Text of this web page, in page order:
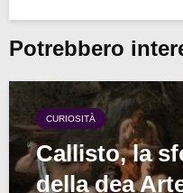
Potrebbero
CURIOSITÀ
Callisto, la
della dea